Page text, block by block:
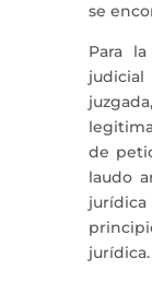
se
Para
de
laudo
jurídica
jurídica.